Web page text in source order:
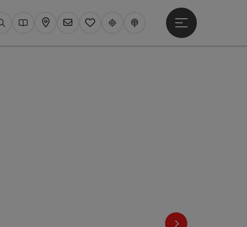
SuchenKataloge
KarteNewsletter
MerkzettelUpperguide
Podcast
Hauptmenü öffnen
nächstes Element